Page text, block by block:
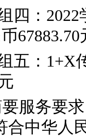
四：
67883.70
五 ： 1+X
服务要
合中华人